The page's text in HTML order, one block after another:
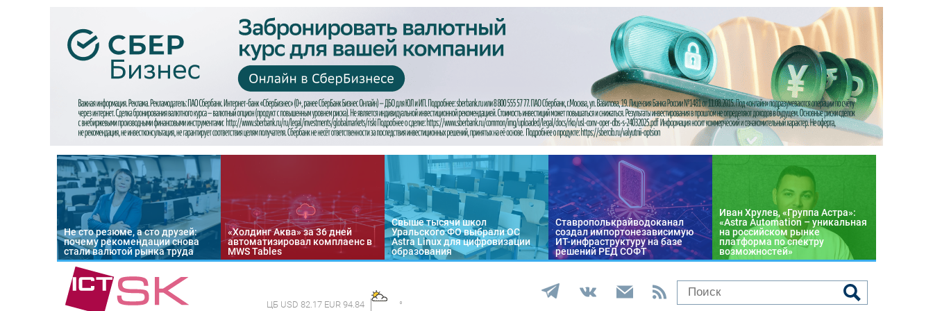
Не сто резюме, а сто друзей:
почему рекомендации снова
стали валютой рынка труда
«Холдинг Аква» за 36 дней
автоматизировал комплаенс в
MWS Tables
Свыше тысячи школ
Уральского ФО выбрали ОС
Astra Linux для цифровизации
образования
Ставрополькрайводоканал
создал импортонезависимую
ИТ-инфраструктуру на базе
решений РЕД СОФТ
Иван Хрулев, «Группа Астра»:
«Astra Automation – уникальная
на российском рынке
платформа по спектру
возможностей»
ЦБ USD 82.17 EUR 94.84 °